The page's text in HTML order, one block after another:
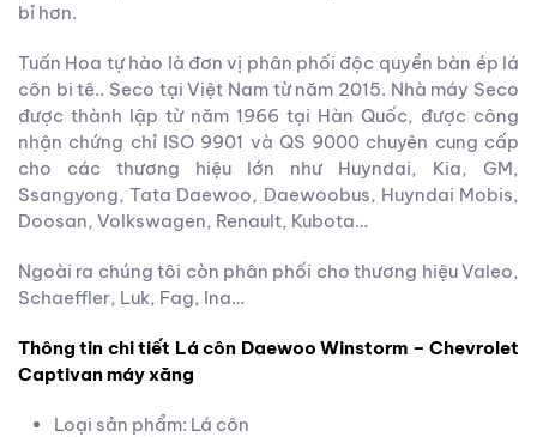
bỉ hơn.
Tuấn Hoa tự hào là đơn vị phân phối độc quyền bàn ép lá
côn bi tê.. Seco tại Việt Nam từ năm 2015. Nhà máy Seco
được thành lập từ năm 1966 tại Hàn Quốc, được công
nhận chứng chỉ ISO 9901 và QS 9000 chuyên cung cấp
cho các thương hiệu lớn như Huyndai, Kia, GM,
Ssangyong, Tata Daewoo, Daewoobus, Huyndai Mobis,
Doosan, Volkswagen, Renault, Kubota…
Ngoài ra chúng tôi còn phân phối cho thương hiệu Valeo,
Schaeffler, Luk, Fag, Ina…
Thông tin chi tiết Lá côn Daewoo Winstorm – Chevrolet
Captivan máy xăng
Loại sản phẩm: Lá côn